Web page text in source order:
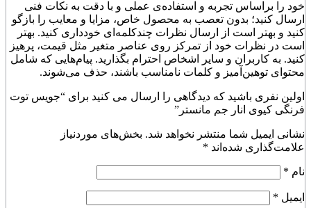
خود را براساس تجربه و استفاده‌ی عملی و با دقت به نکات فنی
ارسال کنید؛ بدون تعصب به محصول خاص، مزایا و معایب را بازگو
کنید و بهتر است از ارسال نظرات چندکلمه‌‌ای خودداری کنید. بهتر
است در نظرات خود از تمرکز روی عناصر متغیر مثل قیمت، پرهیز
کنید. به کاربران و سایر اشخاص احترام بگذارید. پیام‌هایی که شامل
محتوای توهین‌آمیز و کلمات نامناسب باشند، حذف می‌شوند.
اولین نفری باشید که دیدگاهی را ارسال می کنید برای “جویس توت
فرنگی کیوی انار جم مانستر”
نشانی ایمیل شما منتشر نخواهد شد. بخش‌های موردنیاز
علامت‌گذاری شده‌اند *
نام *
ایمیل *